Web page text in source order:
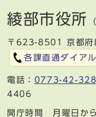
綾部市役所
〒623-8501 京都府
各課直通ダイアル
電話： 0773-42-
4406
開庁時間 月曜日か